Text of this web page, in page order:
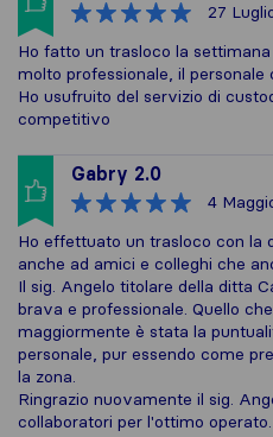
27
Ho fatto un trasloco la
molto professionale, il
Ho usufruito del servizio di
competitivo
Gabry 2.0
4
Ho effettuato un trasloco con la
anche ad amici e colleghi che
Il sig. Angelo titolare della ditta
brava e professionale. Quello
maggiormente è stata la
personale, pur essendo come
la zona.
Ringrazio nuovamente il sig.
collaboratori per l'ottimo operato.